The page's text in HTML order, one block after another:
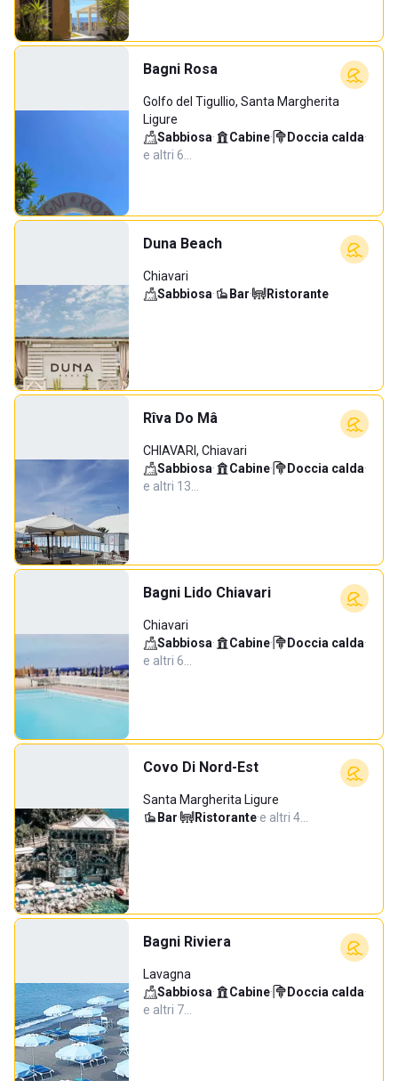
Bagni Rosa
Golfo del Tigullio, Santa Margherita
Ligure
Sabbiosa· Cabine· Doccia calda·
e altri 6…
Duna Beach
Chiavari
Sabbiosa· Bar· Ristorante
Rîva Do Mâ
CHIAVARI, Chiavari
Sabbiosa· Cabine· Doccia calda·
e altri 13…
Bagni Lido Chiavari
Chiavari
Sabbiosa· Cabine· Doccia calda·
e altri 6…
Covo Di Nord-Est
Santa Margherita Ligure
Bar· Ristorante·e altri 4…
Bagni Riviera
Lavagna
Sabbiosa· Cabine· Doccia calda·
e altri 7…